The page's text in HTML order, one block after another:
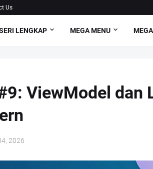
Us
LENGKAP MEGA MENU
ViewModel dan
2026